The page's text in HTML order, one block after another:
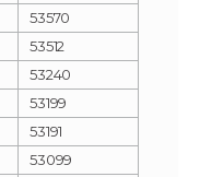
53570
53512
53240
53199
53191
53099